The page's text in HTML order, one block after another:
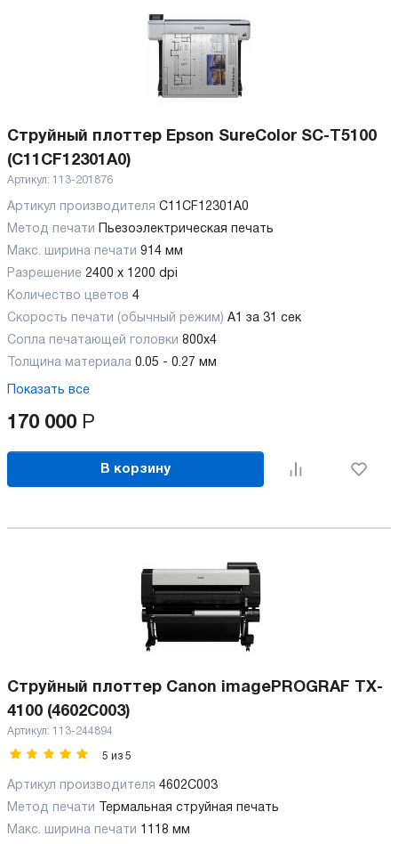
Струйный плоттер Epson SureColor SC-T5100
(C11CF12301A0)
Артикул: 113-201876
Артикул производителя C11CF12301A0
Метод печати
Пьезоэлектрическая печать
Макс. ширина печати 914 мм
Разрешение 2400 x 1200 dpi
Количество цветов 4
Скорость печати (обычный режим) А1 за 31 сек
Сопла печатающей головки 800x4
Толщина материала 0.05 - 0.27 мм
Показать все
170 000 Р
В корзину
Струйный плоттер Canon imagePROGRAF TX-
4100 (4602C003)
Артикул: 113-244894
5 из 5
Артикул производителя 4602C003
Метод печати
Термальная струйная печать
Макс. ширина печати 1118 мм